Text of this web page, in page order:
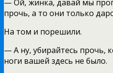
— Ой, жинка, давай мы
прочь, а то они только
На том и порешили.
— А ну, убирайтесь прочь,
ноги вашей здесь не было.